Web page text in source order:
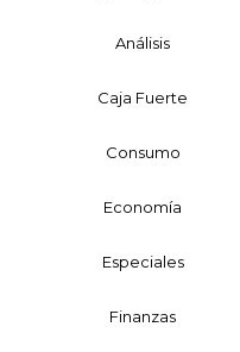
Análisis
Caja Fuerte
Consumo
Economía
Especiales
Finanzas